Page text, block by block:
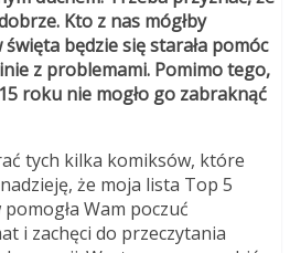
Kto z nas mógłby
będzie się starała pomóc
z problemami. Pomimo tego,
roku nie mogło go zabraknąć
tych kilka komiksów, które
że moja lista Top 5
Wam poczuć
i zachęci do przeczytania